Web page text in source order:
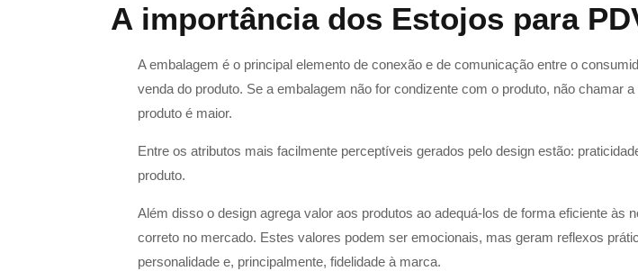
A importância dos Estojos para
A embalagem é o principal elemento de conexão e de comunicação entre o
venda do produto. Se a embalagem não for condizente com o produto, não chamar
produto é maior.
Entre os atributos mais facilmente perceptíveis gerados pelo design estão:
produto.
Além disso o design agrega valor aos produtos ao adequá-los de forma eficiente
correto no mercado. Estes valores podem ser emocionais, mas geram reflexos
personalidade e, principalmente, fidelidade à marca.